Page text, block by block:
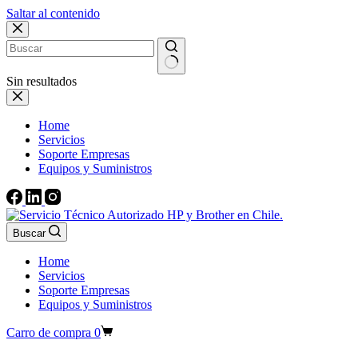
Saltar al contenido
Sin resultados
Home
Servicios
Soporte Empresas
Equipos y Suministros
Buscar
Home
Servicios
Soporte Empresas
Equipos y Suministros
Carro de compra 0